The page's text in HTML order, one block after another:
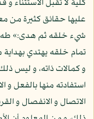
كلية لا تقبل الاستثناء
عليها حقائق كثيرة من
تمام خلقه يهتدي
و كمالات ذاته، و ليس
استفادته منها بالفعل و
الاتصال و الانفصال و